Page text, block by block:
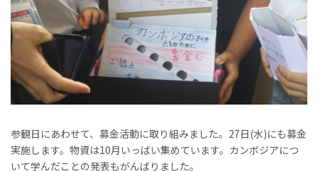
参観日にあわせて、募金活動に取り組みました。27日(水)にも募金
実施します。物資は10月いっばい集めています。カンボジアにつ
いて学んだことの発表もがんばりました。